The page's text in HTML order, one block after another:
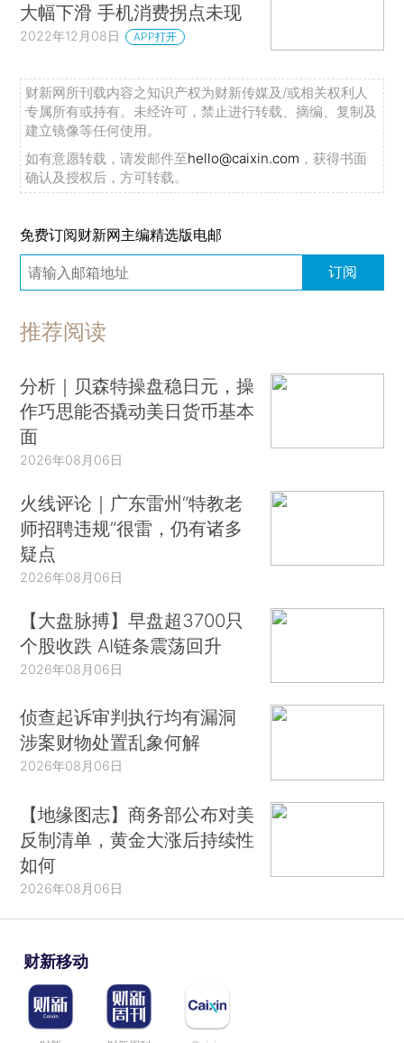
大幅下滑 手机消费拐点未现
2022年12月08日 APP打开
财新网所刊载内容之知识产权为财新传媒及/或相关权利人
专属所有或持有。未经许可，禁止进行转载、摘编、复制及
建立镜像等任何使用。
如有意愿转载，请发邮件至hello@caixin.com ，获得书面
确认及授权后，方可转载。
免费订阅财新网主编精选版电邮
订阅
推荐阅读
分析｜贝森特操盘稳日元，操
作巧思能否撬动美日货币基本
面
2026年08月06日
火线评论｜广东雷州“特教老
师招聘违规”很雷，仍有诸多
疑点
2026年08月06日
【大盘脉搏】早盘超3700只
个股收跌 AI链条震荡回升
2026年08月06日
侦查起诉审判执行均有漏洞
涉案财物处置乱象何解
2026年08月06日
【地缘图志】商务部公布对美
反制清单，黄金大涨后持续性
如何
2026年08月06日
财新移动